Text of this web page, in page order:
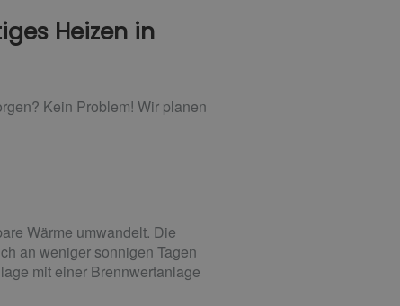
Heizen in
Kein Problem! Wir planen
Wärme umwandelt. Die
an weniger sonnigen Tagen
mit einer Brennwertanlage